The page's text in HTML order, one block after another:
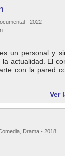
- 2022
un personal y
actualidad. El
con la pared
Ver
Drama - 2018